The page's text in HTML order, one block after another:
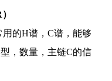
的H谱，C谱，能够
，数量，主链C的信